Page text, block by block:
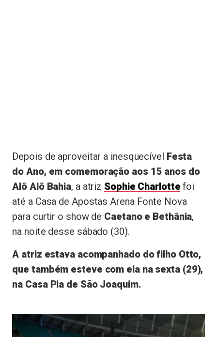
Depois de aproveitar a inesquecível Festa
do Ano, em comemoração aos 15 anos do
Alô Alô Bahia, a atriz Sophie Charlotte foi
até a Casa de Apostas Arena Fonte Nova
para curtir o show de Caetano e Bethânia,
na noite desse sábado (30).
A atriz estava acompanhado do filho Otto,
que também esteve com ela na sexta (29),
na Casa Pia de São Joaquim.